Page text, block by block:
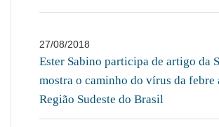
27/08/2018
Ester Sabino participa de artigo da
mostra o caminho do vírus da febre
Região Sudeste do Brasil